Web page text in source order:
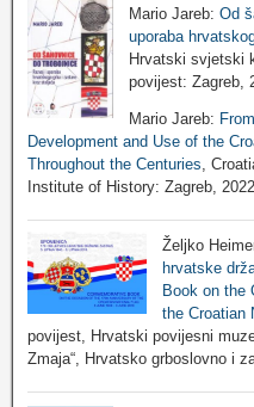
Mario Jareb: Od
uporaba
Hrvatski svjetski
povijest: Zagreb,
Mario Jareb:
Development and Use of the
Throughout the Centuries ,
Institute of History: Zagreb, 2022.
Željko
hrvatske
Book on the
the Croatian
povijest, Hrvatski povijesni
Zmaja“, Hrvatsko grboslovno i